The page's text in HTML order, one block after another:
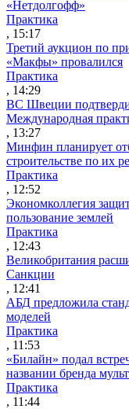
«Нетдолгофф»
Практика
, 15:17
Третий аукцион по
«Макфы» провалился
Практика
, 14:29
ВС Швеции
Международная
, 13:27
Минфин планирует
строительстве по их
Практика
, 12:52
Экономколлегия
пользование землей
Практика
, 12:43
Великобритания
Санкции
, 12:41
АБД предложила
моделей
Практика
, 11:53
«Билайн» подал
названии бренда
Практика
, 11:44